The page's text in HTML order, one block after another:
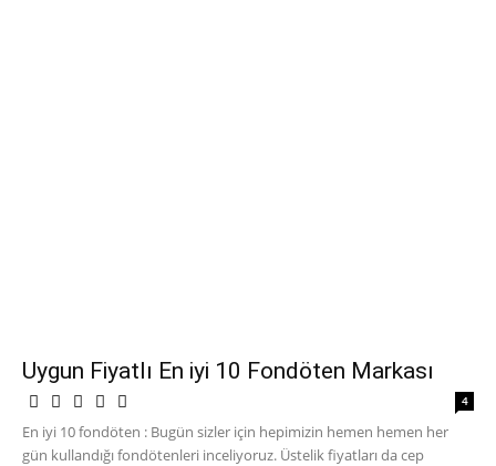
Uygun Fiyatlı En iyi 10 Fondöten Markası
4
En iyi 10 fondöten : Bugün sizler için hepimizin hemen hemen her
gün kullandığı fondötenleri inceliyoruz. Üstelik fiyatları da cep